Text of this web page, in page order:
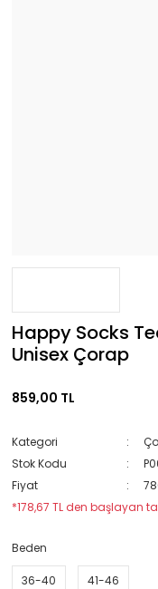
Happy Socks
Unisex Çorap
859,00 TL
Kategori
Stok Kodu
Fiyat
*178,67 TL den başlayan
Beden
36-40 41-46